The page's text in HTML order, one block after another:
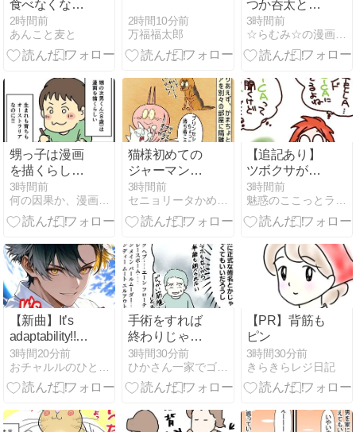
食べなくなっ
た８
2時間前
あんこと麦と
2時間10分前
万福福太郎
つか呑太とフ
ネちゃんのコ
ラボイラスト
も描けたら
3時間前
☆らむみ☆の漫画ブログ裸夢ＭＩＸ
甥っ子は漫画
を描くらしい
ので
3時間前
何の因果か、漫画オタ外人と結婚してしまった。
猫様初めての
ジャーマンシ
ェパード②
3時間前
セニョリータかめのバルセロナ生活
【追記あり】
ツボクサが主
役！夏の強い
日差しのこ
ろ。
3時間前
魅惑のここっとライフ
【新曲】It’s
adaptability!!(
•̀ω•́ )/✧
3時間20分前
手術をすれば
終わりじゃな
かった「子宮
筋腫」４
3時間30分前
ひかさん一家でゴゴッゴッー！！
【PR】背筋も
ピン
3時間30分前
きらきらレジ日記